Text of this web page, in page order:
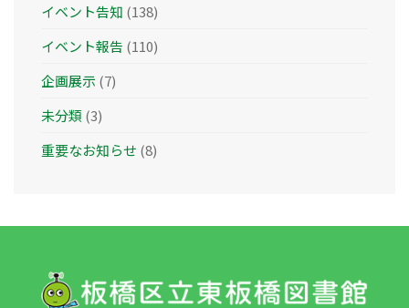
イベント告知 (138)
イベント報告 (110)
企画展示(7)
未分類 (3)
重要なお知らせ (8)